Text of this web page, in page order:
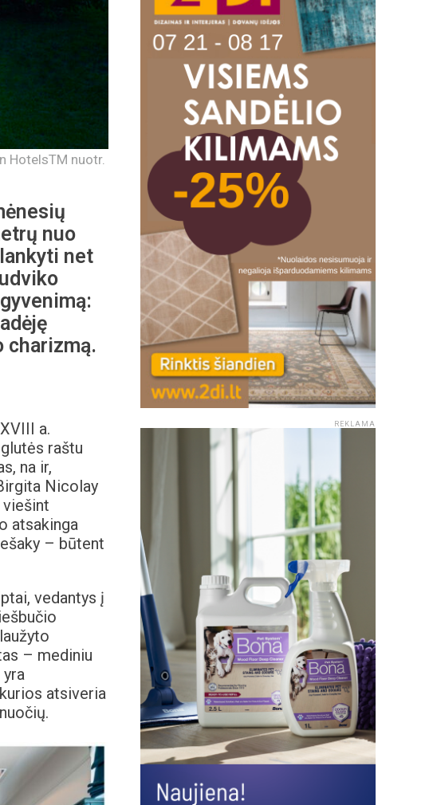
HotelsTM nuotr.
nuo
net
charizmą.
a.
raštu
na ir,
Nicolay
atsakinga
– būtent
vedantys į
– mediniu
atsiveria
REKLAMA